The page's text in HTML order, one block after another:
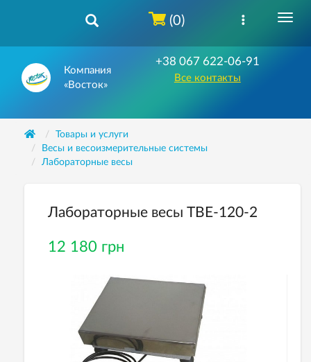
Компания
«Восток»
+38 067 622-06-91
Все контакты
(0)
Товары и услуги
Весы и весоизмерительные системы
Лабораторные весы
Лабораторные весы ТВЕ-120-2
12 180 грн